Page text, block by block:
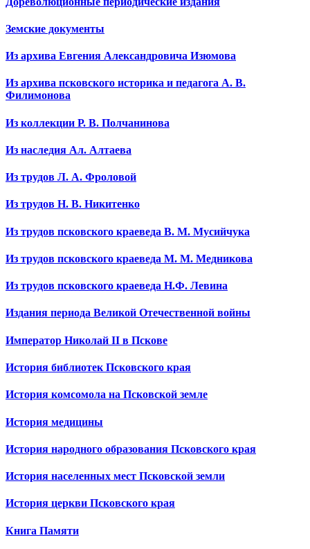
Земские документы
Из архива Евгения Александровича Изюмова
Из архива псковского историка и педагога А. В.
Филимонова
Из коллекции Р. В. Полчанинова
Из наследия Ал. Алтаева
Из трудов Л. А. Фроловой
Из трудов Н. В. Никитенко
Из трудов псковского краеведа В. М. Мусийчука
Из трудов псковского краеведа М. М. Медникова
Из трудов псковского краеведа Н.Ф. Левина
Издания периода Великой Отечественной войны
Император Николай II в Пскове
История библиотек Псковского края
История комсомола на Псковской земле
История медицины
История народного образования Псковского края
История населенных мест Псковской земли
История церкви Псковского края
Книга Памяти